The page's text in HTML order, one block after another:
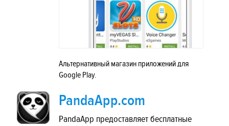
Альтернативный магазин приложений для
Google Play.
PandaApp.com
PandaApp предоставляет бесплатные